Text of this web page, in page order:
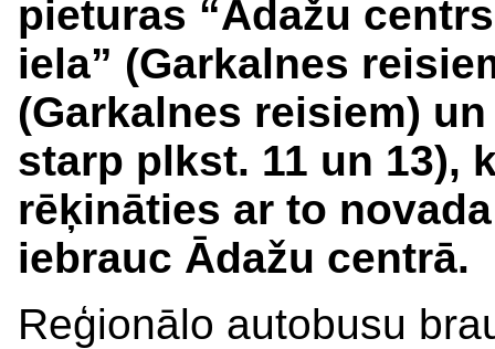
pieturas “Ādažu
iela” (Garkalnes
(Garkalnes reisiem)
starp plkst. 11 un 13),
rēķināties ar to
iebrauc Ādažu centrā.
Reģionālo autobusu